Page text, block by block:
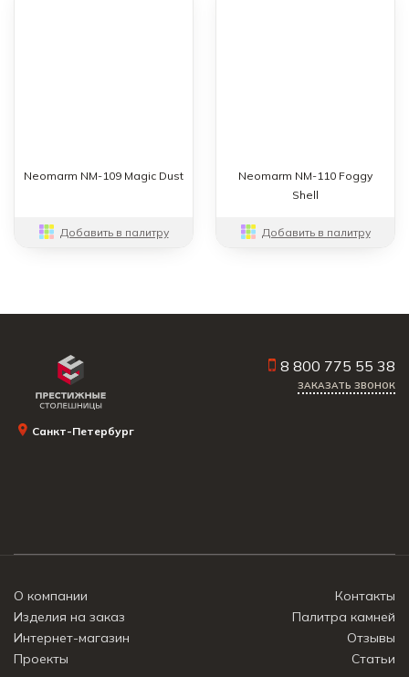
Neomarm NM-109 Magic Dust
Добавить в палитру
Neomarm NM-110 Foggy
Shell
Добавить в палитру
Санкт-Петербург
8 800 775 55 38
ЗАКАЗАТЬ ЗВОНОК
О компании
Контакты
Изделия на заказ
Палитра камней
Интернет-магазин
Отзывы
Проекты
Статьи